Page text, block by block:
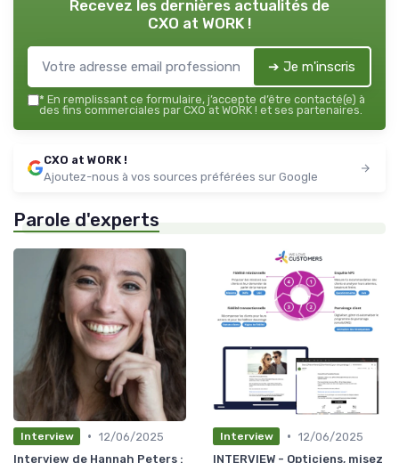
Recevez les dernières actualités de
CXO at WORK !
➔ Je m'inscris
* En remplissant ce formulaire, j’accepte d’être contacté(e) à
des fins commerciales par CXO at WORK ! et ses partenaires.
CXO at WORK !
Ajoutez-nous à vos sources préférées sur Google
Parole d'experts
Interview • 12/06/2025
Interview de Hannah Peters :
Interview • 12/06/2025
INTERVIEW - Opticiens, misez